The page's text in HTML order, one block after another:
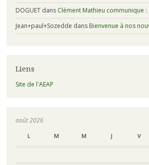
DOGUETdans Clément Mathieu communique :
Jean+paul+Sozedde dans Bienvenue à nos
Liens
Site de l'AEAP
août 2026
L M M J V